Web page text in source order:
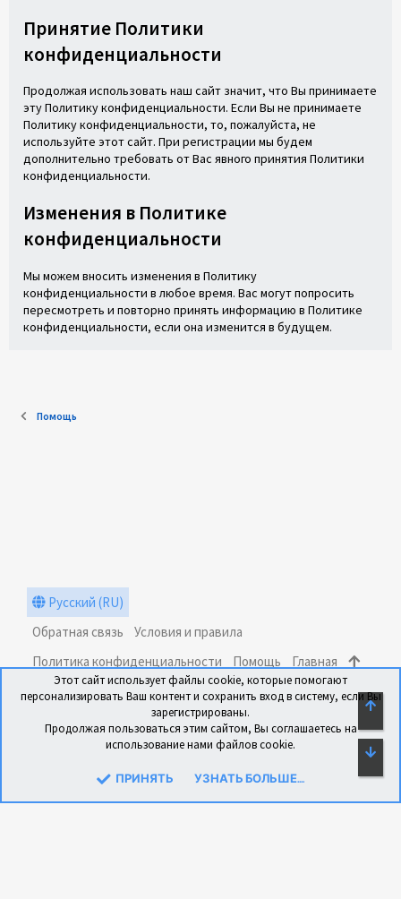
Принятие Политики
конфиденциальности
Продолжая использовать наш сайт значит, что Вы принимаете
эту Политику конфиденциальности. Если Вы не принимаете
Политику конфиденциальности, то, пожалуйста, не
используйте этот сайт. При регистрации мы будем
дополнительно требовать от Вас явного принятия Политики
конфиденциальности.
Изменения в Политике
конфиденциальности
Мы можем вносить изменения в Политику
конфиденциальности в любое время. Вас могут попросить
пересмотреть и повторно принять информацию в Политике
конфиденциальности, если она изменится в будущем.
Помощь
Русский (RU)
Обратная связь
Условия и правила
Политика конфиденциальности
Помощь Главная
Перевод: xen-foro.com.ua
Этот сайт использует файлы cookie, которые помогают
персонализировать Ваш контент и сохранить вход в систему, если Вы
зарегистрированы.
Продолжая пользоваться этим сайтом, Вы соглашаетесь на
использование нами файлов cookie.
ПРИНЯТЬ УЗНАТЬ БОЛЬШЕ....